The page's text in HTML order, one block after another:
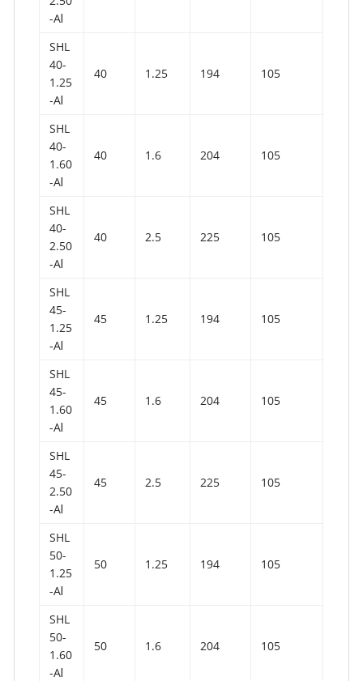
-AⅠ
SHL
40-
1.25
-AⅠ
40 1.25 194 105
SHL
40-
1.60
-AⅠ
40 1.6 204 105
SHL
40-
2.50
-AⅠ
40 2.5 225 105
SHL
45-
1.25
-AⅠ
45 1.25 194 105
SHL
45-
1.60
-AⅠ
45 1.6 204 105
SHL
45-
2.50
-AⅠ
45 2.5 225 105
SHL
50-
1.25
-AⅠ
50 1.25 194 105
SHL
50-
1.60
-AⅠ
50 1.6 204 105